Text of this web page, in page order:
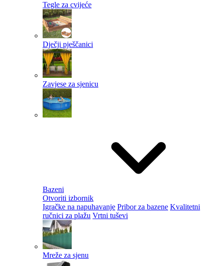
Tegle za cvijeće
Dječji pješčanici
Zavjese za sjenicu
Bazeni
Otvoriti izbornik
Igračke na napuhavanje Pribor za bazene Kvalitetni
ručnici za plažu Vrtni tuševi
Mreže za sjenu